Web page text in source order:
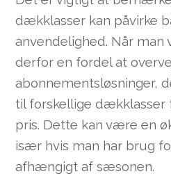
dækklasser kan påvirke
anvendelighed. Når
derfor en fordel at
abonnementsløsninger,
til forskellige dækklasser
pris. Dette kan være en
især hvis man har brug
afhængigt af sæsonen.